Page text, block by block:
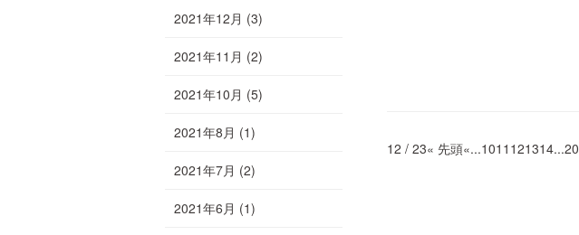
12 / 23« 先頭«...1011 121314...20
2021年12月 (3)
2021年11月 (2)
2021年10月 (5)
2021年8月 (1)
2021年7月 (2)
2021年6月 (1)